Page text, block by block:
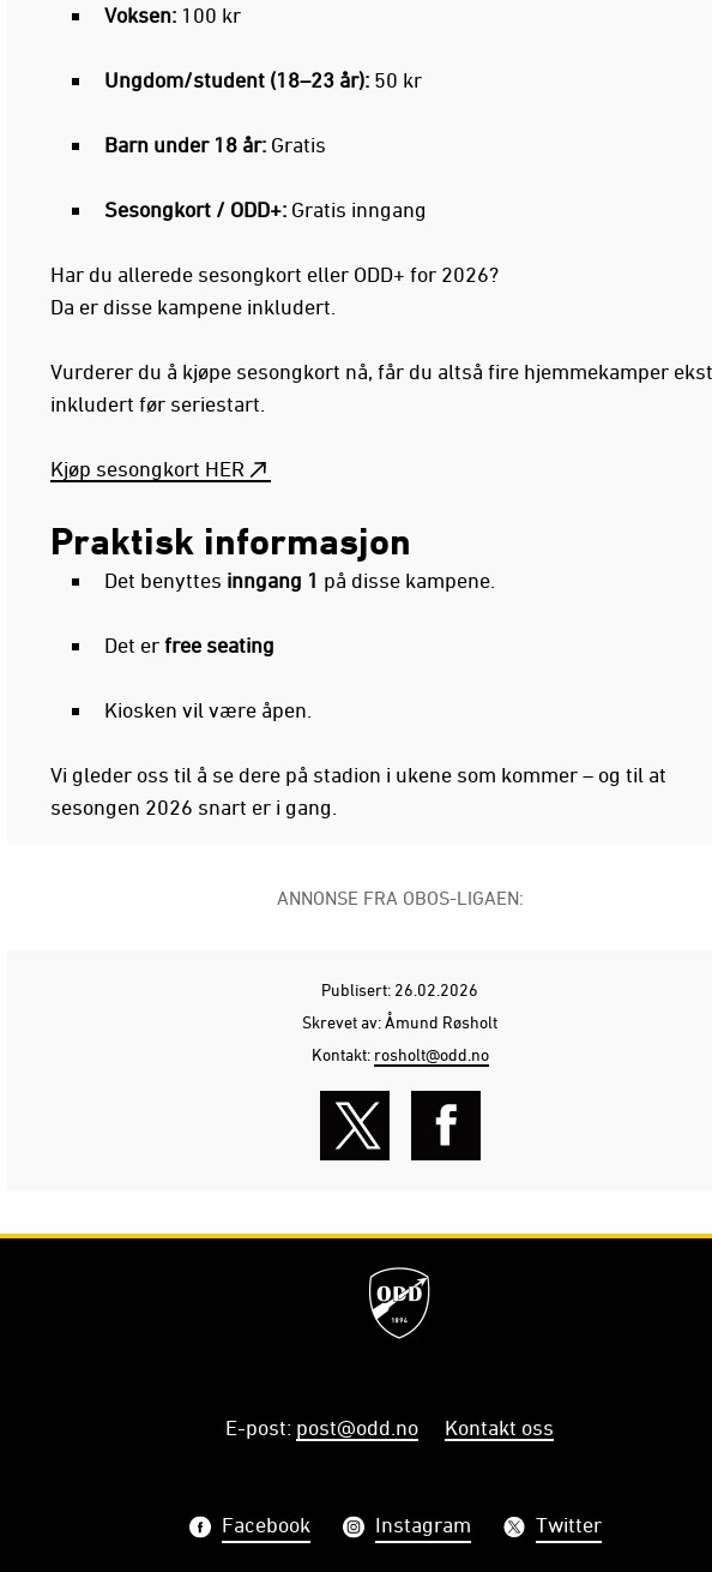
Voksen:100 kr
Ungdom/student (18–23 år):50 kr
Barn under 18 år:Gratis
Sesongkort / ODD+:Gratis inngang
Har du allerede sesongkort eller ODD+ for 2026?
Da er disse kampene inkludert.
Vurderer du å kjøpe sesongkort nå, får du altså fire hjemmekamper
inkludert før seriestart.
Kjøp sesongkort HER
Praktisk informasjon
Det benyttes inngang 1 på disse kampene.
Det er free seating
Kiosken vil være åpen.
Vi gleder oss til å se dere på stadion i ukene som kommer – og til at
sesongen 2026 snart er i gang.
ANNONSE FRA OBOS-LIGAEN:
Publisert: 26.02.2026
Skrevet av: Åmund Røsholt
Kontakt: rosholt@odd.no
E-post: post@odd.no Kontakt oss
Facebook Instagram Twitter